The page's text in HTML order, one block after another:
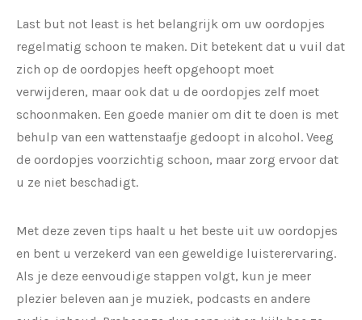
Last but not least is het belangrijk om uw oordopjes
regelmatig schoon te maken. Dit betekent dat u vuil dat
zich op de oordopjes heeft opgehoopt moet
verwijderen, maar ook dat u de oordopjes zelf moet
schoonmaken. Een goede manier om dit te doen is met
behulp van een wattenstaafje gedoopt in alcohol. Veeg
de oordopjes voorzichtig schoon, maar zorg ervoor dat
u ze niet beschadigt.
Met deze zeven tips haalt u het beste uit uw oordopjes
en bent u verzekerd van een geweldige luisterervaring.
Als je deze eenvoudige stappen volgt, kun je meer
plezier beleven aan je muziek, podcasts en andere